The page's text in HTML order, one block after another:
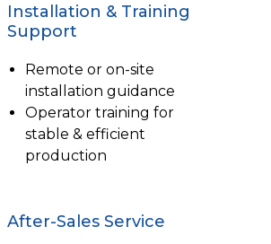
Installation & Training
Support
Remote or on-site
installation guidance
Operator training for
stable & efficient
production
After-Sales Service